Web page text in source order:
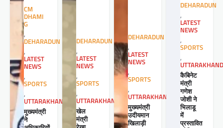
CM
DHAMI
G
,
DEHARADUN
,
LATEST
NEWS
,
SPORTS
,
UTTARAKHAND
मुख्यमंत्री
ने
DEHARADUN
,
LATEST
NEWS
,
SPORTS
,
UTTARAKHAND
खेल
मंत्री
DEHARADUN
,
LATEST
NEWS
,
SPORTS
,
UTTARAKHAND
मुख्यमंत्री
उदीयमान
खिलाड़ी
DEHARADUN
,
LATEST
NEWS
,
SPORTS
,
UTTARAKHAND
कैबिनेट
मंत्री
गणेश
जोशी ने
भिलाडू
में
प्रस्तावित